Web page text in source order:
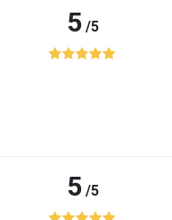
5/5
5/5